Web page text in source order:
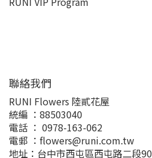
聯絡我們
RUNI Flowers 陸貳花屋
統編 ：88503040
電話 ： 0978-163-062
電郵 ：flowers@runi.com.tw
地址：台中市西屯區西屯路二段